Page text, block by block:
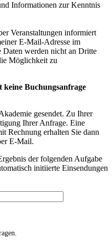
Informationen zur Kenntnis
Veranstaltungen informiert
E-Mail-Adresse im
Daten werden nicht an Dritte
Möglichkeit zu
keine Buchungsanfrage
gesendet. Zu Ihrer
Ihrer Anfrage. Eine
Rechnung erhalten Sie dann
E-Mail.
der folgenden Aufgabe
initiierte Einsendungen